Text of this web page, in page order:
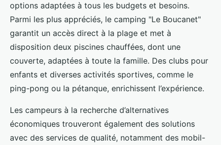
options adaptées à tous les budgets et besoins.
Parmi les plus appréciés, le camping "Le Boucanet"
garantit un accès direct à la plage et met à
disposition deux piscines chauffées, dont une
couverte, adaptées à toute la famille. Des clubs pour
enfants et diverses activités sportives, comme le
ping-pong ou la pétanque, enrichissent l’expérience.
Les campeurs à la recherche d’alternatives
économiques trouveront également des solutions
avec des services de qualité, notamment des mobil-